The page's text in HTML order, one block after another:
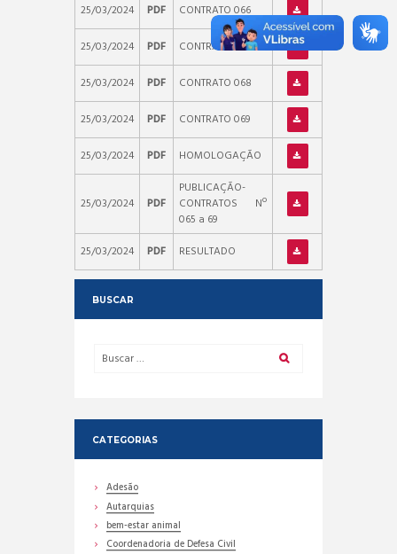
25/03/2024 PDF CONTRATO 066
25/03/2024 PDF CONTRATO 067
25/03/2024 PDF CONTRATO 068
25/03/2024 PDF CONTRATO 069
25/03/2024 PDF HOMOLOGAÇÃO
25/03/2024 PDF
PUBLICAÇÃO-
CONTRATOS Nº
065 a 69
25/03/2024
PDF RESULTADO
BUSCAR
CATEGORIAS
Adesão
Autarquias
bem-estar animal
Coordenadoria de Defesa Civil